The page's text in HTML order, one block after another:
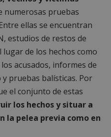
numerosas pruebas
ellas se encuentran
estudios de restos de
de los hechos como
acusados, informes de
pruebas balísticas. Por
el conjunto de estas
los hechos y situar a
la pelea previa como en